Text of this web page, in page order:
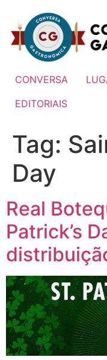
para
conteúdo
CONVERSA
EDITORIAIS
Tag:
Day
Real
Patrick’s